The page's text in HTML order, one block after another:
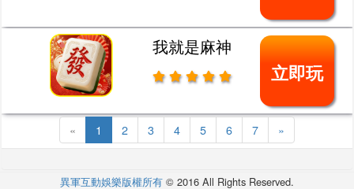
我就是麻神
立即玩
« 1 2 3 4 5 6 7 »
異軍互動娛樂版權所有 © 2016 All Rights Reserved.